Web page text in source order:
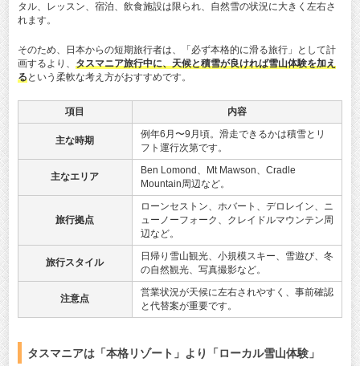
タル、レッスン、宿泊、飲食施設は限られ、自然雪の状況に大きく左右さ
れます。
そのため、日本からの短期旅行者は、「必ず本格的に滑る旅行」として計
画するより、 タスマニア旅行中に、天候と積雪が良ければ雪山体験を加え
るという柔軟な考え方がおすすめです。
項目 内容
主な時期
例年6月〜9月頃。滑走できるかは積雪とリ
フト運行次第です。
主なエリア
Ben Lomond、Mt Mawson、Cradle
Mountain周辺など。
旅行拠点
ローンセストン、ホバート、デロレイン、ニ
ューノーフォーク、クレイドルマウンテン周
辺など。
旅行スタイル
日帰り雪山観光、小規模スキー、雪遊び、冬
の自然観光、写真撮影など。
注意点
営業状況が天候に左右されやすく、事前確認
と代替案が重要です。
タスマニアは「本格リゾート」より「ローカル雪山体験」